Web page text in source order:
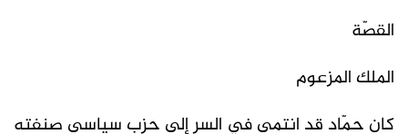
القصّة
الملك المزعوم
كان حمّاد قد انتمى في السر إلى حزب سياسي صنفته